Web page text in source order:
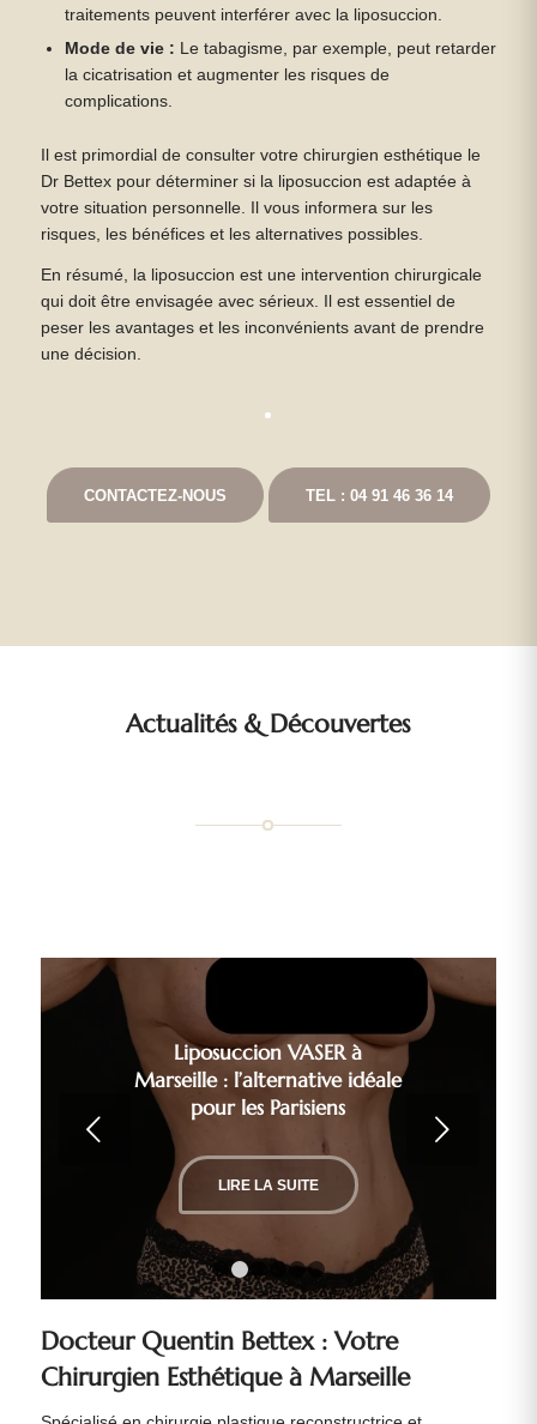
traitements peuvent interférer avec la liposuccion.
Mode de vie : Le tabagisme, par exemple, peut retarder
la cicatrisation et augmenter les risques de
complications.
Il est primordial de consulter votre chirurgien esthétique le
Dr Bettex pour déterminer si la liposuccion est adaptée à
votre situation personnelle. Il vous informera sur les
risques, les bénéfices et les alternatives possibles.
En résumé, la liposuccion est une intervention chirurgicale
qui doit être envisagée avec sérieux. Il est essentiel de
peser les avantages et les inconvénients avant de prendre
une décision.
CONTACTEZ-NOUS TEL : 04 91 46 36 14
Actualités & Découvertes
Liposuccion VASER à
Marseille : l’alternative idéale
pour les Parisiens
LIRE LA SUITE
Suivant
2 3 4 5
Docteur Quentin Bettex : Votre
Chirurgien Esthétique à Marseille